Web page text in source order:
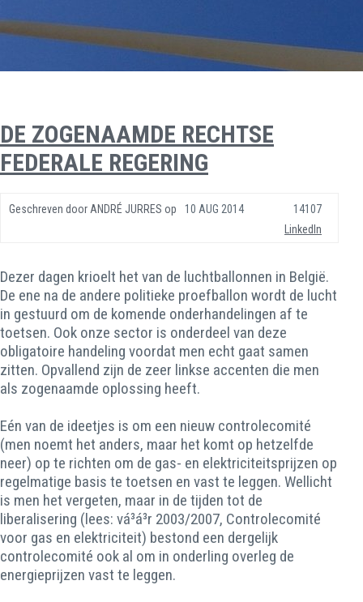
DE ZOGENAAMDE RECHTSE
FEDERALE REGERING
Geschreven door ANDRÉ JURRES op 10 AUG 2014
14107
LinkedIn
Dezer dagen krioelt het van de luchtballonnen in België.
De ene na de andere politieke proefballon wordt de lucht
in gestuurd om de komende onderhandelingen af te
toetsen. Ook onze sector is onderdeel van deze
obligatoire handeling voordat men echt gaat samen
zitten. Opvallend zijn de zeer linkse accenten die men
als zogenaamde oplossing heeft.
Eén van de ideetjes is om een nieuw controlecomité
(men noemt het anders, maar het komt op hetzelfde
neer) op te richten om de gas- en elektriciteitsprijzen op
regelmatige basis te toetsen en vast te leggen. Wellicht
is men het vergeten, maar in de tijden tot de
liberalisering (lees: vá³á³r 2003/2007, Controlecomité
voor gas en elektriciteit) bestond een dergelijk
controlecomité ook al om in onderling overleg de
energieprijzen vast te leggen.